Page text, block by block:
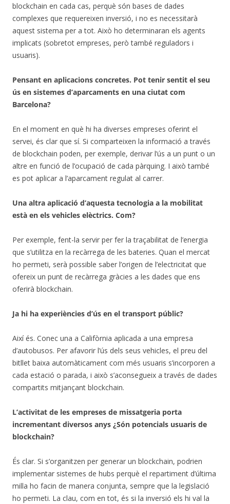
blockchain en cada cas, perquè són bases de dades
complexes que requereixen inversió, i no es necessitarà
aquest sistema per a tot. Això ho determinaran els agents
implicats (sobretot empreses, però també reguladors i
usuaris).
Pensant en aplicacions concretes. Pot tenir sentit el seu
ús en sistemes d’aparcaments en una ciutat com
Barcelona?
En el moment en què hi ha diverses empreses oferint el
servei, és clar que sí. Si comparteixen la informació a través
de blockchain poden, per exemple, derivar l’ús a un punt o un
altre en funció de l’ocupació de cada pàrquing. I això també
es pot aplicar a l’aparcament regulat al carrer.
Una altra aplicació d’aquesta tecnologia a la mobilitat
està en els vehicles elèctrics. Com?
Per exemple, fent-la servir per fer la traçabilitat de l’energia
que s’utilitza en la recàrrega de les bateries. Quan el mercat
ho permeti, serà possible saber l’origen de l’electricitat que
ofereix un punt de recàrrega gràcies a les dades que ens
oferirà blockchain.
Ja hi ha experiències d’ús en el transport públic?
Així és. Conec una a Califòrnia aplicada a una empresa
d’autobusos. Per afavorir l’ús dels seus vehicles, el preu del
bitllet baixa automàticament com més usuaris s’incorporen a
cada estació o parada, i això s’aconsegueix a través de dades
compartits mitjançant blockchain.
L’activitat de les empreses de missatgeria porta
incrementant diversos anys ¿Són potencials usuaris de
blockchain?
És clar. Si s’organitzen per generar un blockchain, podrien
implementar sistemes de hubs perquè el repartiment d’última
milla ho facin de manera conjunta, sempre que la legislació
ho permeti. La clau, com en tot, és si la inversió els hi val la